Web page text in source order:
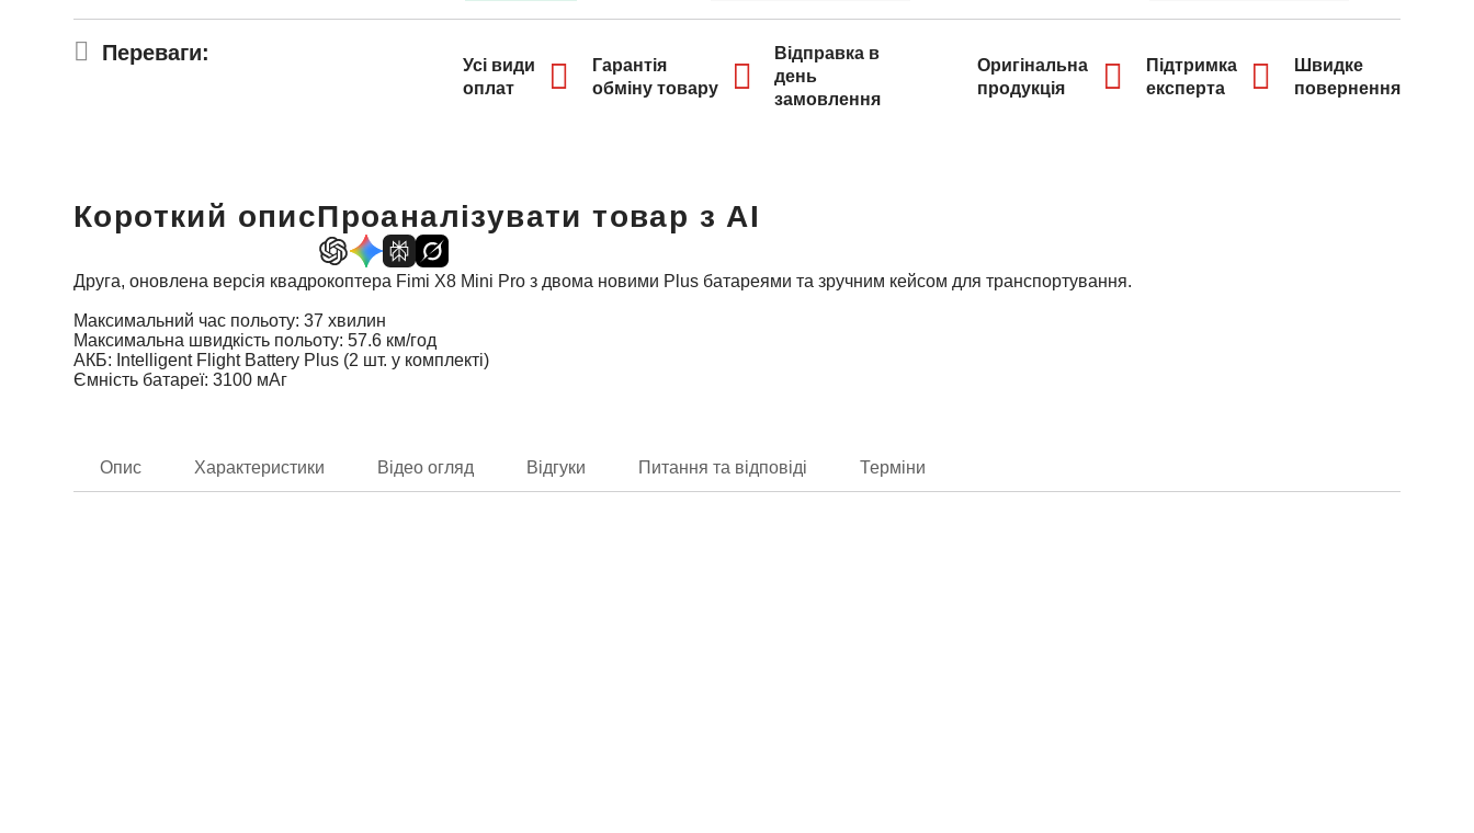
Переваги:
Усі види
оплат
Гарантія
обміну товару
Відправка в
день
замовлення
Оригінальна
продукція
Підтримка
експерта
Швидке
повернення
Короткий описПроаналізувати товар з AI
Друга, оновлена ​​версія квадрокоптера Fimi X8 Mini Pro з двома новими Plus батареями та зручним кейсом для транспортування.
Максимальний час польоту: 37 хвилин
Максимальна швидкість польоту: 57.6 км/год
АКБ: Intelligent Flight Battery Plus (2 шт. у комплекті)
Ємність батареї: 3100 мАг
Опис Характеристики Відео огляд Відгуки Питання та відповіді Терміни